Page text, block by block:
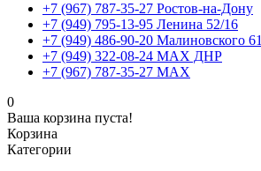
+7 (967) 787-35-27 Ростов-на-Дону
+7 (949) 795-13-95 Ленина 52/16
+7 (949) 486-90-20 Малиновского 61
+7 (949) 322-08-24 MAX ДНР
+7 (967) 787-35-27 MAX
0
Ваша корзина пуста!
Корзина
Категории